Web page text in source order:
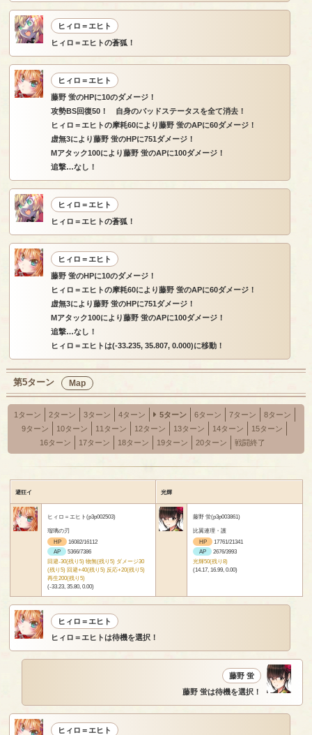
ヒィロ＝エヒト
ヒィロ＝エヒトの蒼狐！
ヒィロ＝エヒト
藤野 蛍のHPに10のダメージ！
攻勢BS回復50！ 自身のバッドステータスを全て消去！
ヒィロ＝エヒトの摩耗60により藤野 蛍のAPに60ダメージ！
虚無3により藤野 蛍のHPに751ダメージ！
Mアタック100により藤野 蛍のAPに100ダメージ！
追撃…なし！
ヒィロ＝エヒト
ヒィロ＝エヒトの蒼狐！
ヒィロ＝エヒト
藤野 蛍のHPに10のダメージ！
ヒィロ＝エヒトの摩耗60により藤野 蛍のAPに60ダメージ！
虚無3により藤野 蛍のHPに751ダメージ！
Mアタック100により藤野 蛍のAPに100ダメージ！
追撃…なし！
ヒィロ＝エヒトは(-33.235, 35.807, 0.000)に移動！
第5ターン Map
1ターン 2ターン 3ターン 4ターン 5ターン 6ターン 7ターン
8ターン
9ターン
10ターン 11ターン 12ターン 13ターン 14ターン
15ターン
16ターン
17ターン 18ターン 19ターン 20ターン 戦闘終了
避狂イ 光輝
ヒィロ＝エヒト(p3p002503)
瑠璃の刃
HP
16082/16112
AP
5366/7386
回避-30(残り5) 物無(残り5) ダメージ30
(残り5) 回避+40(残り5) 反応+20(残り5)
再生200(残り5)
(-33.23, 35.80, 0.00)
藤野 蛍(p3p003861)
比翼連理・護
HP
17761/21341
AP
2676/3993
光輝50(残り8)
(14.17, 16.99, 0.00)
ヒィロ＝エヒト
ヒィロ＝エヒトは待機を選択！
藤野 蛍
藤野 蛍は待機を選択！
ヒィロ＝エヒト